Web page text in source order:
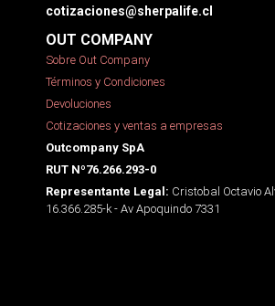
cotizaciones@sherpalife.cl
OUT COMPANY
Sobre Out Company
Términos y Condiciones
Devoluciones
Cotizaciones y ventas a empresas
Outcompany SpA
RUT Nº76.266.293-0
Representante Legal: Cristobal Octavio
16.366.285-k - Av Apoquindo 7331